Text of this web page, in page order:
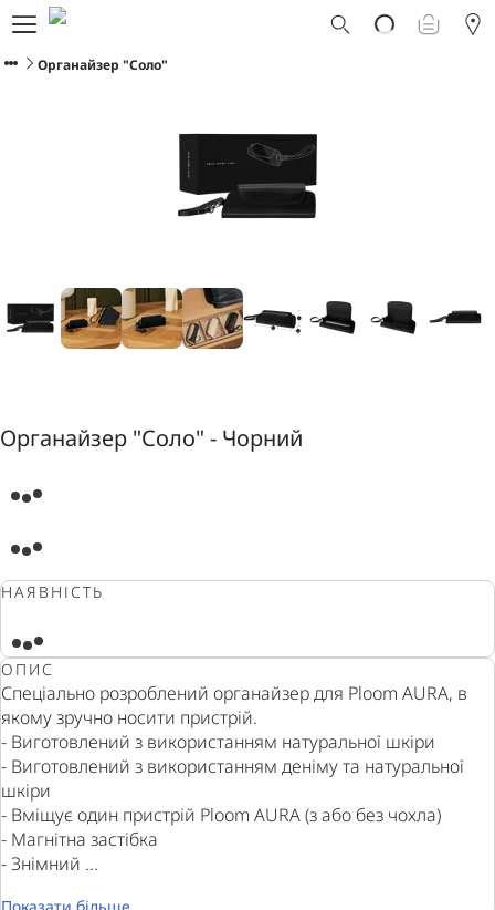
Що таке Ploom AURA?
Каталог
Служба підтримки Ploom
Прокат пристрою Ploom AURA
УКРАЇНСЬКА
Органайзер "Соло"
Органайзер "Соло" - Чорний
НАЯВНІСТЬ
ОПИС
Спеціально розроблений органайзер для Ploom AURA, в
якому зручно носити пристрій.
- Виготовлений з використанням натуральної шкіри
- Виготовлений з використанням деніму та натуральної
шкіри
- Вміщує один пристрій Ploom AURA (з або без чохла)
- Магнітна застібка
- Знімний ...